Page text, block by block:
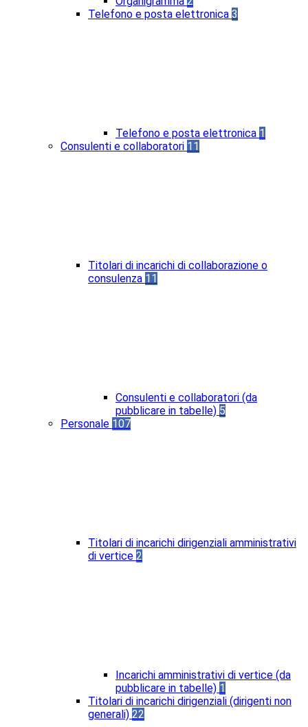
Telefono e posta elettronica 3
Telefono e posta elettronica 1
Consulenti e collaboratori 11
Titolari di incarichi di collaborazione o
consulenza 11
Consulenti e collaboratori (da
pubblicare in tabelle) 5
Personale 107
Titolari di incarichi dirigenziali amministrativi
di vertice 2
Incarichi amministrativi di vertice (da
pubblicare in tabelle) 1
Titolari di incarichi dirigenziali (dirigenti non
generali) 22